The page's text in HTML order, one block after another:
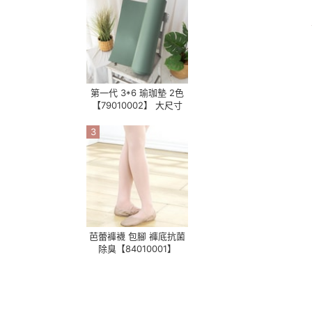
第一代 3*6 瑜珈墊 2色
【79010002】 大尺寸
3
芭蕾褲襪 包腳 褲底抗菌
除臭【84010001】